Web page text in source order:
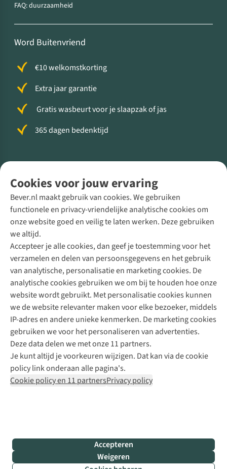
Cookies voor jouw ervaring
Bever.nl maakt gebruik van cookies. We gebruiken
functionele en privacy-vriendelijke analytische cookies om
onze website goed en veilig te laten werken. Deze gebruiken
we altijd.
Accepteer je alle cookies, dan geef je toestemming voor het
verzamelen en delen van persoonsgegevens en het gebruik
van analytische, personalisatie en marketing cookies. De
analytische cookies gebruiken we om bij te houden hoe onze
website wordt gebruikt. Met personalisatie cookies kunnen
we de website relevanter maken voor elke bezoeker, middels
IP-adres en andere unieke kenmerken. De marketing cookies
gebruiken we voor het personaliseren van advertenties.
Deze data delen we met onze 11 partners.
Je kunt altijd je voorkeuren wijzigen. Dat kan via de cookie
policy link onderaan alle pagina's.
Cookie policy en 11 partnersPrivacy policy
Accepteren
Weigeren
FAQ: duurzaamheid
Word Buitenvriend
€10 welkomstkorting
Extra jaar garantie
Gratis wasbeurt voor je slaapzak of jas
365 dagen bedenktijd
Direct advies van een Buitenexpert
+31 (0)85 888 50 88
+31 6 12 28 49 80
Contactformulier
Bever
B.V.